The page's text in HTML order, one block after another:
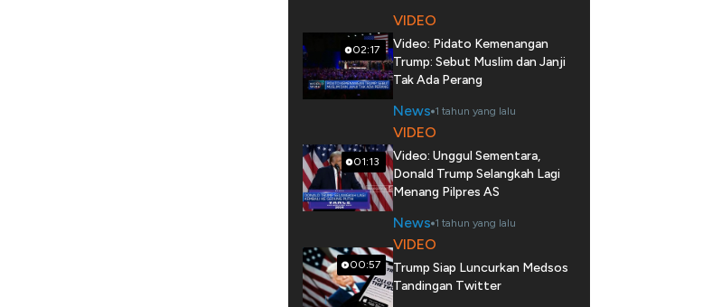
02:17
VIDEO
Video: Pidato Kemenangan
Trump: Sebut Muslim dan Janji
Tak Ada Perang
News 1 tahun yang lalu
01:13
VIDEO
Video: Unggul Sementara,
Donald Trump Selangkah Lagi
Menang Pilpres AS
News 1 tahun yang lalu
00:57
VIDEO
Trump Siap Luncurkan Medsos
Tandingan Twitter